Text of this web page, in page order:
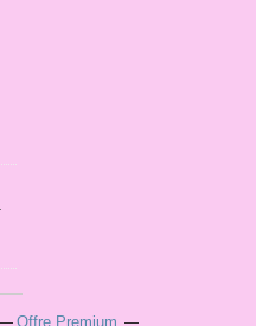
Offre Premium